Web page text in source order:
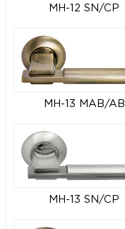
MH-12 SN/CP
MH-13 MAB/AB
MH-13 SN/CP